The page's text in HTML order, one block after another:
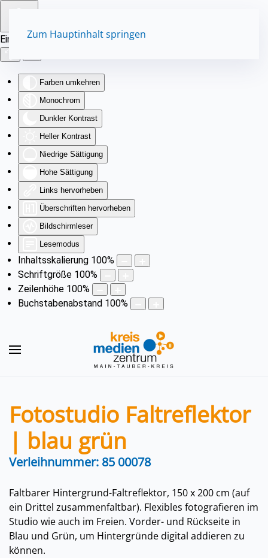
Eingabehilfen öffnen
Farben umkehren
Monochrom
Dunkler Kontrast
Heller Kontrast
Niedrige Sättigung
Hohe Sättigung
Links hervorheben
Überschriften hervorheben
Bildschirmleser
Lesemodus
Inhaltsskalierung 100%
Schriftgröße 100%
Zeilenhöhe 100%
Buchstabenabstand 100%
Zum Hauptinhalt springen
Fotostudio Faltreflektor
| blau grün
Verleihnummer: 85 00078
Faltbarer Hintergrund-Faltreflektor, 150 x 200 cm (auf
ein Drittel zusammenfaltbar). Flexibles fotografieren im
Studio wie auch im Freien. Vorder- und Rückseite in
Blau und Grün, um Hintergründe digital addieren zu
können.